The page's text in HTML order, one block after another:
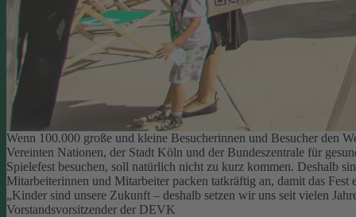
Wenn 100.000 große und kleine Besucherinnen und Besucher den
Vereinten Nationen, der Stadt Köln und der Bundeszentrale für
Spielefest besuchen, soll natürlich nicht zu kurz kommen. Deshalb
Mitarbeiterinnen und Mitarbeiter packen tatkräftig an, damit das
„Kinder sind unsere Zukunft – deshalb setzen wir uns seit vielen
Vorstandsvorsitzender der DEVK